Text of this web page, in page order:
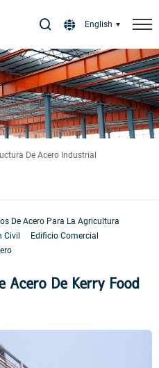
English
De Acero Industrial
De Acero Para La Agricultura
Civil
Edificio Comercial
Acero De Kerry Food